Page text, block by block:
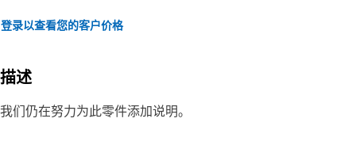
登录以查看您的客户价格
描述
我们仍在努力为此零件添加说明。